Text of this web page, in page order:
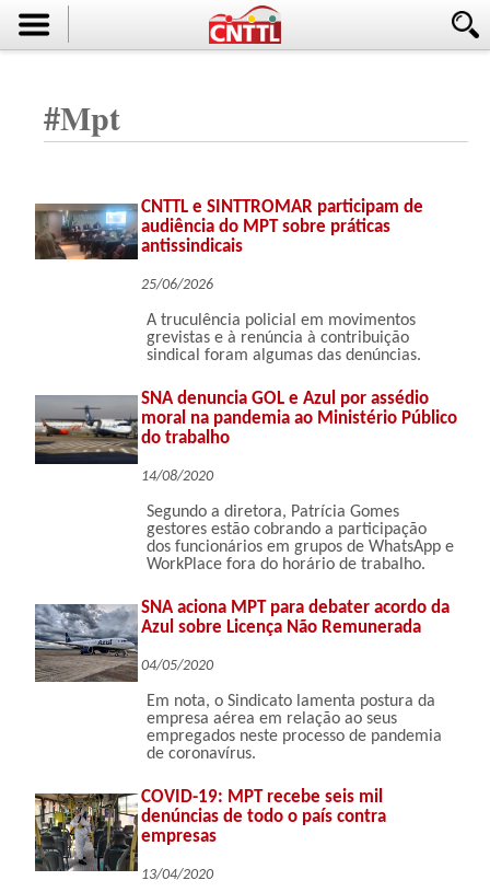
#Mpt
CNTTL e SINTTROMAR participam de
audiência do MPT sobre práticas
antissindicais
25/06/2026
A truculência policial em movimentos
grevistas e à renúncia à contribuição
sindical foram algumas das denúncias.
SNA denuncia GOL e Azul por assédio
moral na pandemia ao Ministério Público
do trabalho
14/08/2020
Segundo a diretora, Patrícia Gomes
gestores estão cobrando a participação
dos funcionários em grupos de WhatsApp e
WorkPlace fora do horário de trabalho.
SNA aciona MPT para debater acordo da
Azul sobre Licença Não Remunerada
04/05/2020
Em nota, o Sindicato lamenta postura da
empresa aérea em relação ao seus
empregados neste processo de pandemia
de coronavírus.
COVID-19: MPT recebe seis mil
denúncias de todo o país contra
empresas
13/04/2020